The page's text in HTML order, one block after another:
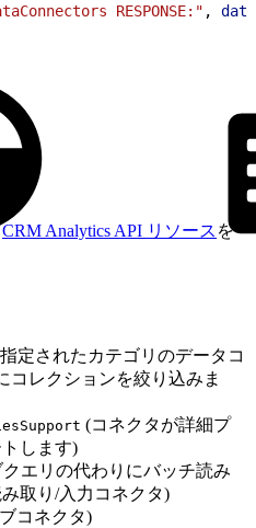
RESPONSE:" , data
CRM Analytics API リソース を
定されたカテゴリのデータコ
コレクションを絞り込みま
(コネクタが詳細プ
します)
エリの代わりにバッチ読み
取り/入力コネクタ)
コネクタ)